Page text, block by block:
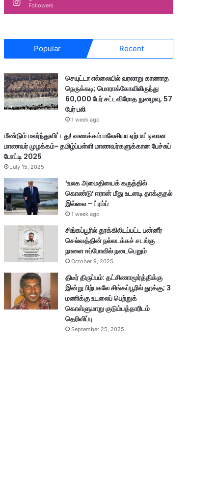
Followers
Popular Recent
செயுட்டா எல்லையில் வரலாறு காணாத
நெருக்கடி; மொராக்கோவிலிருந்து
60,000 பேர் சட்டவிரோத நுழைவு, 57
பேர் பலி
1 week ago
மீண்டும் மலர்ந்துவிட்டது! வணக்கம் மலேசியா ஏற்பாட்டிலான
மாணவர் முழக்கம்- தமிழ்ப்பள்ளி மாணவர்களுக்கான பேச்சுப்
போட்டி 2025
July 15, 2025
‘உலக அமைதியைக் கருத்தில்
கொண்டு’ ஈரான் மீது உடனடி தாக்குதல்
இல்லை – ட்ரம்ப்
1 week ago
சிங்கப்பூரில் தூக்கிலிடப்பட்ட பன்னீர்
செல்வத்தின் நல்லடக்கச் சடங்கு
நாளை ஈப்போவில் நடைபெறும்
October 9, 2025
திடீர் திருப்பம்: தட்சிணாமூர்த்திக்கு
இன்று பிற்பகலே சிங்கப்பூரில் தூக்கு; 3
மணிக்கு உடலைப் பெற்றுக்
கொள்ளுமாறு குடும்பத்தாரிடம்
தெரிவிப்பு
September 25, 2025